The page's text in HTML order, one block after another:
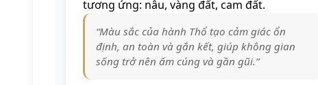
tương ứng: nâu, vàng đất, cam đất.
“Màu sắc của hành Thổ tạo cảm giác ổn
định, an toàn và gắn kết, giúp không gian
sống trở nên ấm cúng và gần gũi.”